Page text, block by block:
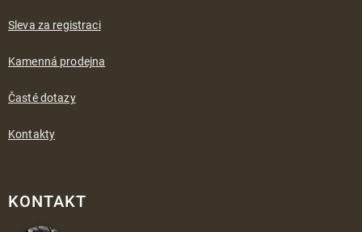
Sleva za registraci
Kamenná prodejna
Časté dotazy
Kontakty
KONTAKT